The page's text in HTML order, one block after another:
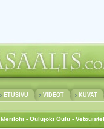
ETUSIVU VIDEOT KUVAT
Merilohi - Oulujoki Oulu -